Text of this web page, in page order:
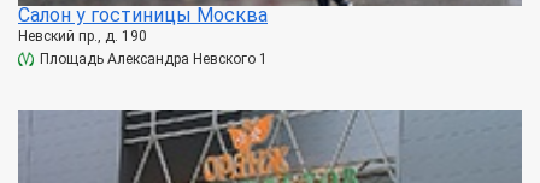
Салон у гостиницы Москва
Невский пр., д. 190
Площадь Александра Невского 1